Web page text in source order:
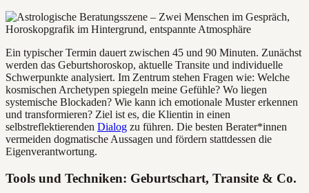
Ein typischer Termin dauert zwischen 45 und 90 Minuten. Zunächst
werden das Geburtshoroskop, aktuelle Transite und individuelle
Schwerpunkte analysiert. Im Zentrum stehen Fragen wie: Welche
kosmischen Archetypen spiegeln meine Gefühle? Wo liegen
systemische Blockaden? Wie kann ich emotionale Muster erkennen
und transformieren? Ziel ist es, die Klientin in einen
selbstreflektierenden Dialog zu führen. Die besten Berater*innen
vermeiden dogmatische Aussagen und fördern stattdessen die
Eigenverantwortung.
Tools und Techniken: Geburtschart, Transite & Co.